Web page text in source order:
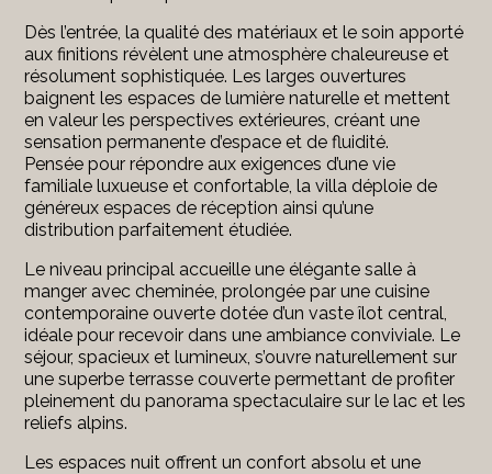
Dès l’entrée, la qualité des matériaux et le soin apporté
aux finitions révèlent une atmosphère chaleureuse et
résolument sophistiquée. Les larges ouvertures
baignent les espaces de lumière naturelle et mettent
en valeur les perspectives extérieures, créant une
sensation permanente d’espace et de fluidité.
Pensée pour répondre aux exigences d’une vie
familiale luxueuse et confortable, la villa déploie de
généreux espaces de réception ainsi qu’une
distribution parfaitement étudiée.
Le niveau principal accueille une élégante salle à
manger avec cheminée, prolongée par une cuisine
contemporaine ouverte dotée d’un vaste îlot central,
idéale pour recevoir dans une ambiance conviviale. Le
séjour, spacieux et lumineux, s’ouvre naturellement sur
une superbe terrasse couverte permettant de profiter
pleinement du panorama spectaculaire sur le lac et les
reliefs alpins.
Les espaces nuit offrent un confort absolu et une